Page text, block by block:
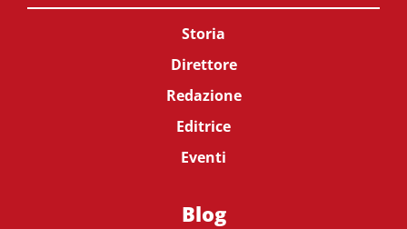
Storia
Direttore
Redazione
Editrice
Eventi
Blog